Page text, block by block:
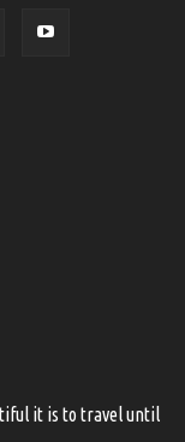
it is to travel until